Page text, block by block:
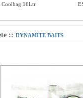
Coolbag 16Ltr
:: DYNAMITE BAITS